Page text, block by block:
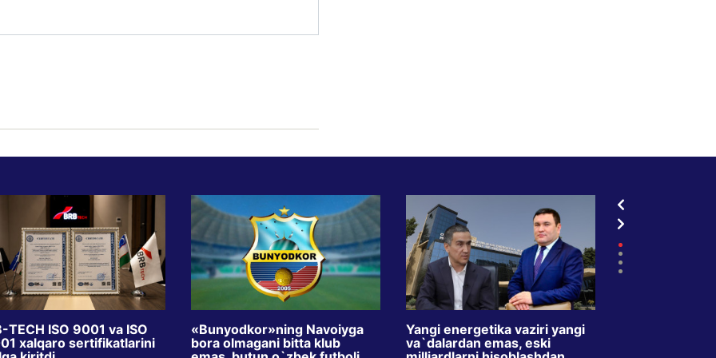
TECH ISO 9001 va ISO
xalqaro sertifikatlarini
«Bunyodkor»ning Navoiyga
bora olmagani bitta klub
Yangi energetika vaziri yangi
va`dalardan emas, eski